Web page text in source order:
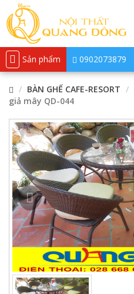
Sản phẩm 0902073879
BÀN GHẾ CAFE-RESORT
giả mây QD-044